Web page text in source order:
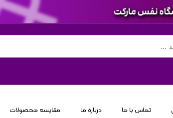
تماس با ما درباره ما مقایسه محصولات